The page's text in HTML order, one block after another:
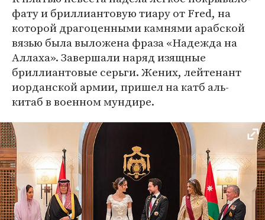
фату и бриллиантовую тиару от Fred, на
которой драгоценными камнями арабской
вязью была выложена фраза «Надежда на
Аллаха». Завершали наряд изящные
бриллиантовые серьги. Жених, лейтенант
иорданской армии, пришел на катб аль-
китаб в военном мундире.